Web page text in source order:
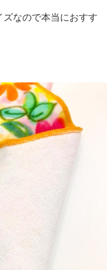
なので本当におすす